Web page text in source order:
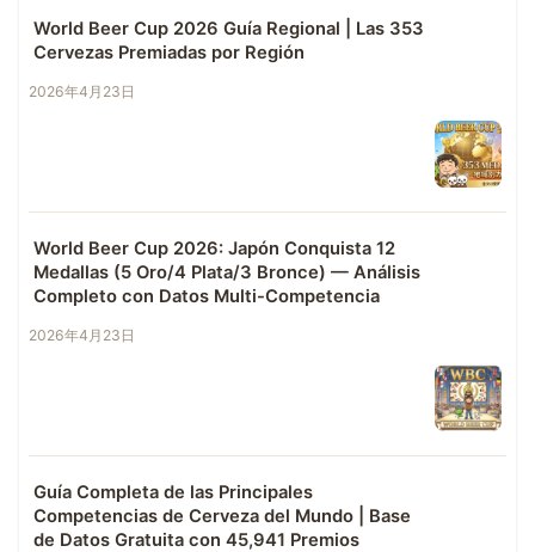
World Beer Cup 2026 Guía Regional | Las 353
Cervezas Premiadas por Región
2026年4月23日
World Beer Cup 2026: Japón Conquista 12
Medallas (5 Oro/4 Plata/3 Bronce) — Análisis
Completo con Datos Multi-Competencia
2026年4月23日
Guía Completa de las Principales
Competencias de Cerveza del Mundo | Base
de Datos Gratuita con 45,941 Premios